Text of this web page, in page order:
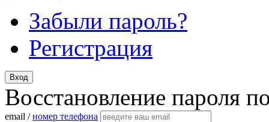
Забыли пароль?
Регистрация
Вход
Восстановление пароля
email /номер телефона